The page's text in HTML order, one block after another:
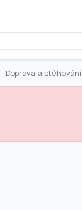
Doprava a stěhování